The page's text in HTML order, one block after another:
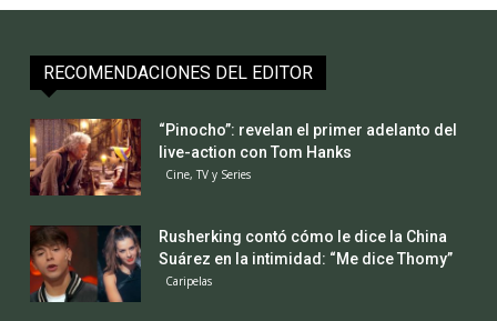
RECOMENDACIONES DEL EDITOR
“Pinocho”: revelan el primer adelanto del
live-action con Tom Hanks
Cine, TV y Series
Rusherking contó cómo le dice la China
Suárez en la intimidad: “Me dice Thomy”
Caripelas